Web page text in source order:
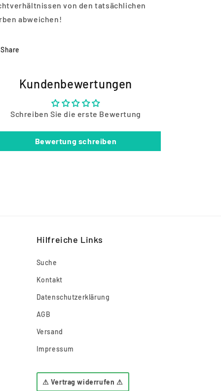
von den tatsächlichen
abweichen!
Share
Kundenbewertungen
Schreiben Sie die erste Bewertung
Bewertung schreiben
Hilfreiche Links
Suche
Kontakt
Datenschutzerklärung
AGB
Versand
Impressum
⚠ Vertrag widerrufen ⚠